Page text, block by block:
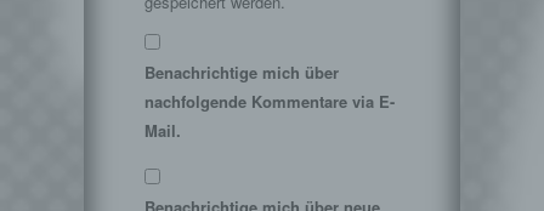
Benachrichtige mich über
nachfolgende Kommentare via E-
Mail.
Benachrichtige mich über neue
juristische Person, Behörde, Einrichtung
oder andere Stelle, die personenbezogene
Daten im Auftrag des Verantwortlichen
i) Empfänger